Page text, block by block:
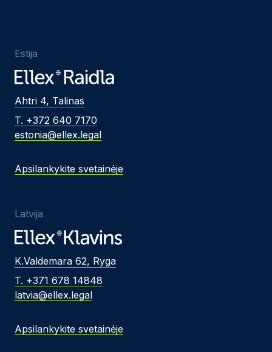
Estija
Ahtri 4, Talinas
T. +372 640 7170
estonia@ellex.legal
Apsilankykite svetainėje
Latvija
K.Valdemara 62, Ryga
T. +371 678 14848
latvia@ellex.legal
Apsilankykite svetainėje